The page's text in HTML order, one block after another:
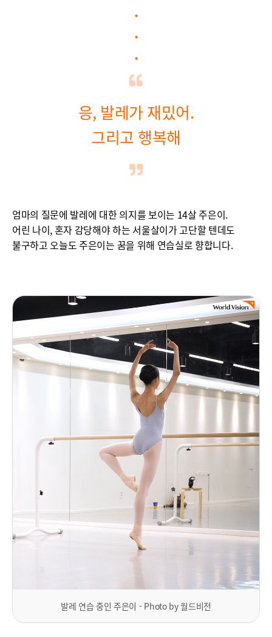
.
.
.
응, 발레가 재밌어.
그리고 행복해
엄마의 질문에 발레에 대한 의지를 보이는 14살 주은이.
어린 나이, 혼자 감당해야 하는 서울살이가 고단할 텐데도
불구하고 오늘도 주은이는 꿈을 위해 연습실로 향합니다.
발레 연습 중인 주은이 - Photo by 월드비전